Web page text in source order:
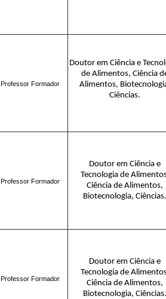
Professor Formador
Doutor em Ciência e
de Alimentos, Ciência
Alimentos,
Ciências.
Professor Formador
Doutor em Ciência e
Tecnologia de
Ciência de Alimentos,
Biotecnologia, Ciências.
Professor Formador
Doutor em Ciência e
Tecnologia de
Ciência de Alimentos,
Biotecnologia, Ciências.